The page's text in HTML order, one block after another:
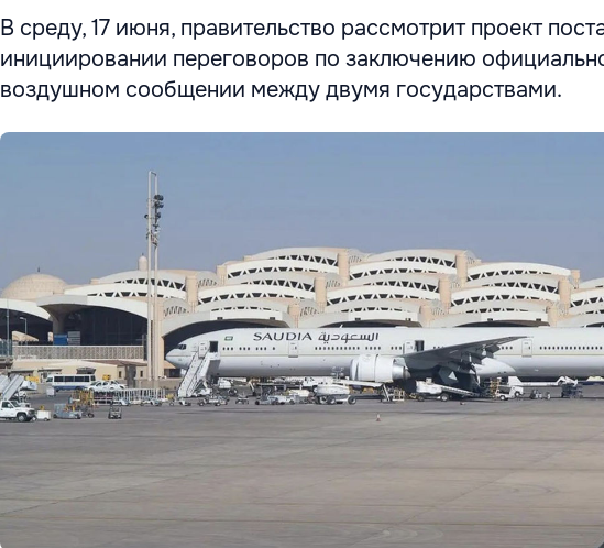
В среду, 17 июня, правительство рассмотрит проект
инициировании переговоров по заключению
воздушном сообщении между двумя государствами.